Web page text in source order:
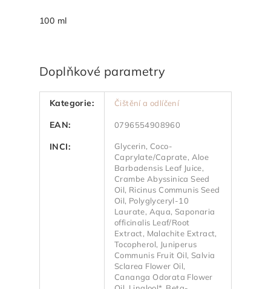
100 ml
Doplňkové parametry
Kategorie: Čištění a odlíčení
EAN: 0796554908960
INCI:
Glycerin, Coco-
Caprylate/Caprate, Aloe
Barbadensis Leaf Juice,
Crambe Abyssinica Seed
Oil, Ricinus Communis Seed
Oil, Polyglyceryl-10
Laurate, Aqua, Saponaria
officinalis Leaf/Root
Extract, Malachite Extract,
Tocopherol, Juniperus
Communis Fruit Oil, Salvia
Sclarea Flower Oil,
Cananga Odorata Flower